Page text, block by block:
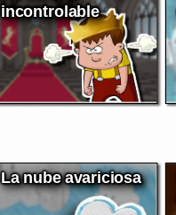
incontrolable
La nube avariciosa